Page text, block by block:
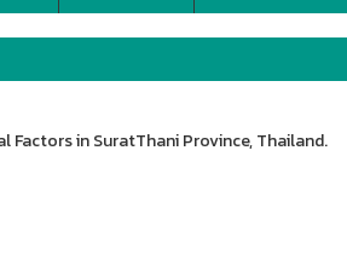
Factors in SuratThani Province, Thailand.